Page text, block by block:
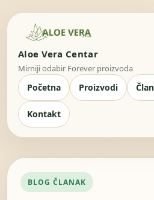
Aloe Vera Centar
Mirniji odabir Forever proizvoda
Početna Proizvodi
Kontakt
BLOG ČLANAK